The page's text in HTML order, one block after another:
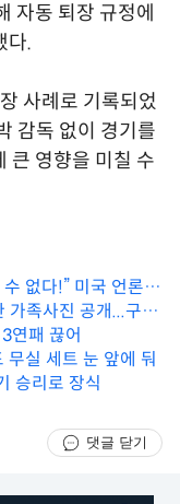
자동 퇴장 규정에
다.
사례로 기록되었
감독 없이 경기를
큰 영향을 미칠 수
없다!” 미국 언론이
가족사진 공개...구연
연패 끊어
무실 세트 눈 앞에 둬
승리로 장식
댓글 닫기